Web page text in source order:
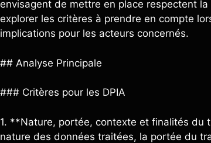
envisagent de mettre en place respectent
explorer les critères à prendre en compte
implications pour les acteurs concernés.
## Analyse Principale
### Critères pour les DPIA
1. **Nature, portée, contexte et finalités du
nature des données traitées, la portée du